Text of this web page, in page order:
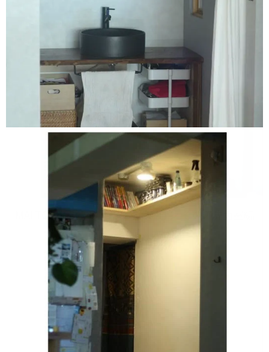
MALTOショウコの​リノベーション ​その​2 洗面室編